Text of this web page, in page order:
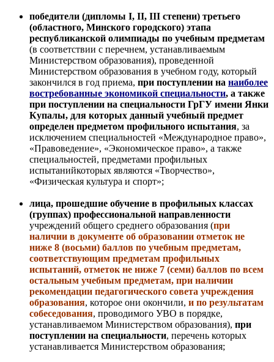
победители (дипломы I, II, III степени) третьего
(областного, Минского городского) этапа
республиканской олимпиады по учебным предметам
(в соответствии с перечнем, устанавливаемым
Министерством образования), проведенной
Министерством образования в учебном году, который
закончился в год приема, при поступлении на наиболее
востребованные экономикой специальности, а также
при поступлении на специальности ГрГУ имени Янки
Купалы, для которых данный учебный предмет
определен предметом профильного испытания, за
исключением специальностей «Международное право»,
«Правоведение», «Экономическое право», а также
специальностей, предметами профильных
испытанийкоторых являются «Творчество»,
«Физическая культура и спорт»;
лица, прошедшие обучение в профильных классах
(группах) профессиональной направленности
учреждений общего среднего образования (при
наличии в документе об образовании отметок не
ниже 8 (восьми) баллов по учебным предметам,
соответствующим предметам профильных
испытаний, отметок не ниже 7 (семи) баллов по всем
остальным учебным предметам, при наличии
рекомендации педагогического совета учреждения
образования, которое они окончили, и по результатам
собеседования, проводимого УВО в порядке,
устанавливаемом Министерством образования), при
поступлении на специальности, перечень которых
устанавливается Министерством образования;